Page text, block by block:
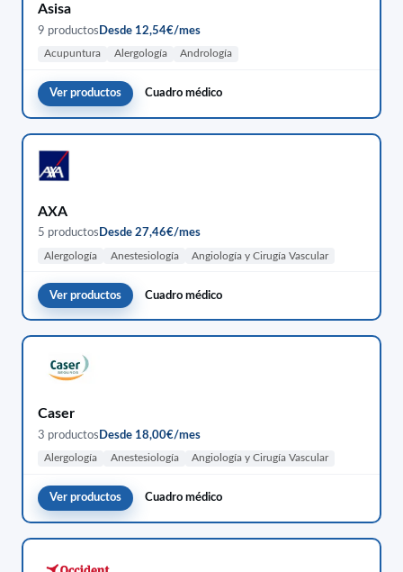
Asisa
9 productos Desde 12,54€/mes
Acupuntura Alergología Andrología
Ver productos Cuadro médico
AXA
5 productos Desde 27,46€/mes
Alergología Anestesiología Angiología y Cirugía Vascular
Ver productos Cuadro médico
Caser
3 productos Desde 18,00€/mes
Alergología Anestesiología Angiología y Cirugía Vascular
Ver productos Cuadro médico